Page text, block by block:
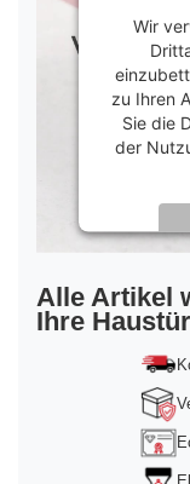
Wir
zu Ihren
Sie die
der
Alle Artikel
Ihre